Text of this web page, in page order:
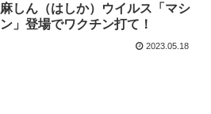
麻しん（はしか）ウイルス「マシ
ン」登場でワクチン打て！
2023.05.18